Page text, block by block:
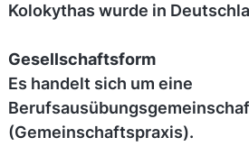
Kolokythas wurde in
Gesellschaftsform
Es handelt sich um eine
(Gemeinschaftspraxis).